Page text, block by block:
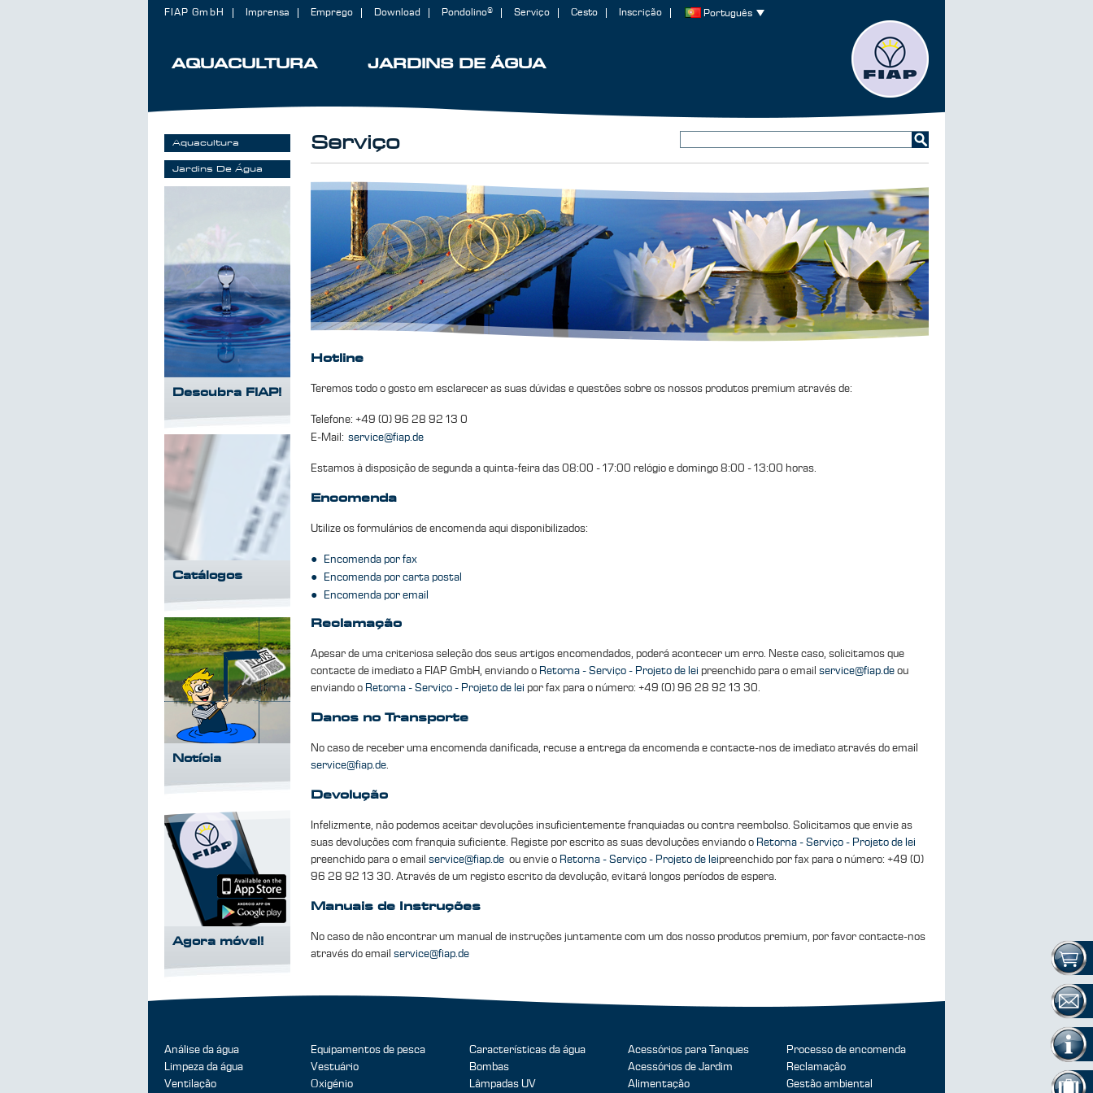
AQUACULTURA JARDINS DE ÁGUA
FIAP GmbH Imprensa Emprego Download Pondolino® Serviço Cesto Inscrição Português
Serviço
Hotline
Teremos todo o gosto em esclarecer as suas dúvidas e questões sobre os nossos produtos premium através de:
Telefone: +49 (0) 96 28 92 13 0
E-Mail: service@fiap.de
Estamos à disposição de segunda a quinta-feira das 08:00 - 17:00 relógio e domingo 8:00 - 13:00 horas.
Encomenda
Utilize os formulários de encomenda aqui disponibilizados:
● Encomenda por fax
● Encomenda por carta postal
● Encomenda por email
Reclamação
Apesar de uma criteriosa seleção dos seus artigos encomendados, poderá acontecer um erro. Neste caso, solicitamos que
contacte de imediato a FIAP GmbH, enviando o Retorna - Serviço - Projeto de lei preenchido para o email service@fiap.deou
enviando o Retorna - Serviço - Projeto de lei por fax para o número: +49 (0) 96 28 92 13 30.
Danos no Transporte
No caso de receber uma encomenda danificada, recuse a entrega da encomenda e contacte-nos de imediato através do email
service@fiap.de.
Devolução
Infelizmente, não podemos aceitar devoluções insuficientemente franquiadas ou contra reembolso. Solicitamos que envie as
suas devoluções com franquia suficiente. Registe por escrito as suas devoluções enviando o Retorna - Serviço - Projeto de lei
preenchido para o email service@fiap.de ou envie o Retorna - Serviço - Projeto de leipreenchido por fax para o número: +49 (0)
96 28 92 13 30. Através de um registo escrito da devolução, evitará longos períodos de espera.
Manuais de Instruções
No caso de não encontrar um manual de instruções juntamente com um dos nosso produtos premium, por favor contacte-nos
através do email service@fiap.de
Aquacultura
Jardins De Água
Descubra FIAP!
Catálogos
Notícia
Agora móvel!
Análise da água
Limpeza da água
Ventilação
Equipamentos de pesca
Vestuário
Oxigénio
Características da água
Bombas
Lâmpadas UV
Acessórios para Tanques
Acessórios de Jardim
Alimentação
Processo de encomenda
Reclamação
Gestão ambiental